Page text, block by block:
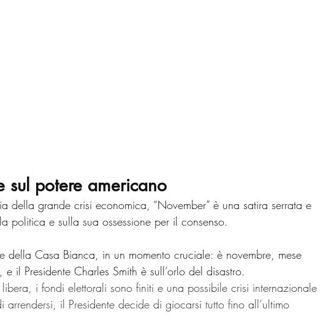
sul potere americano
della grande crisi economica, “November” è una satira serrata e
politica e sulla sua ossessione per il consenso.
della Casa Bianca, in un momento cruciale: è novembre, mese
il Presidente Charles Smith è sull’orlo del disastro.
i fondi elettorali sono finiti e una possibile crisi internazionale
arrendersi, il Presidente decide di giocarsi tutto fino all’ultimo